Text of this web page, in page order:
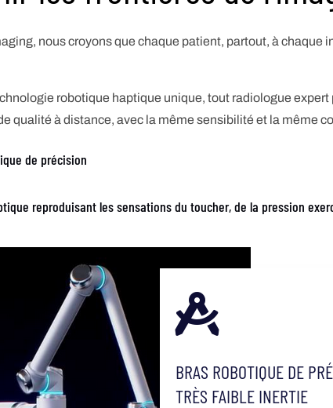
nous croyons que chaque patient, partout, à chaque
robotique haptique unique, tout radiologue
qualité à distance, avec la même sensibilité et la même
de précision
reproduisant les sensations du toucher, de la pression

BRAS ROBOTIQUE DE
TRÈS FAIBLE INERTIE